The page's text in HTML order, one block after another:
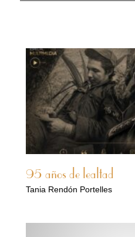
95 años de lealtad
Tania Rendón Portelles